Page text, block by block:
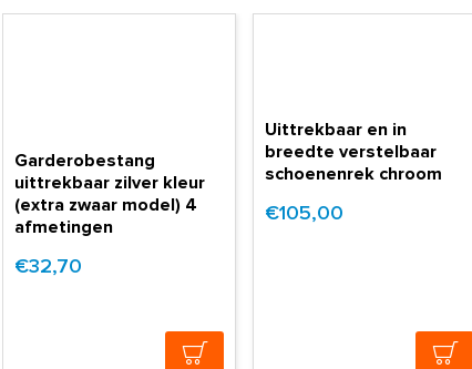
Garderobestang
uittrekbaar zilver kleur
(extra zwaar model) 4
afmetingen
€32,70
Uittrekbaar en in
breedte verstelbaar
schoenenrek chroom
€105,00